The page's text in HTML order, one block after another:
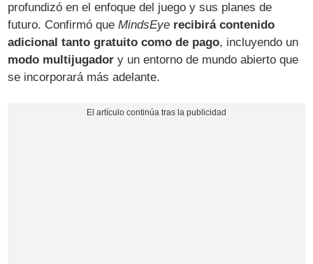
profundizó en el enfoque del juego y sus planes de
futuro. Confirmó queMindsEye recibirá contenido
adicional tanto gratuito como de pago, incluyendo un
modo multijugador y un entorno de mundo abierto que
se incorporará más adelante.